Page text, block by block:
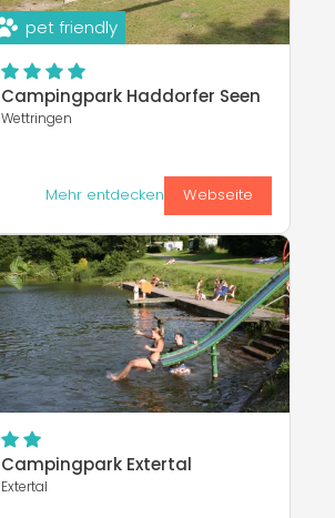
pet friendly
Campingpark Haddorfer Seen
Wettringen
Mehr entdecken Webseite
Campingpark Extertal
Extertal